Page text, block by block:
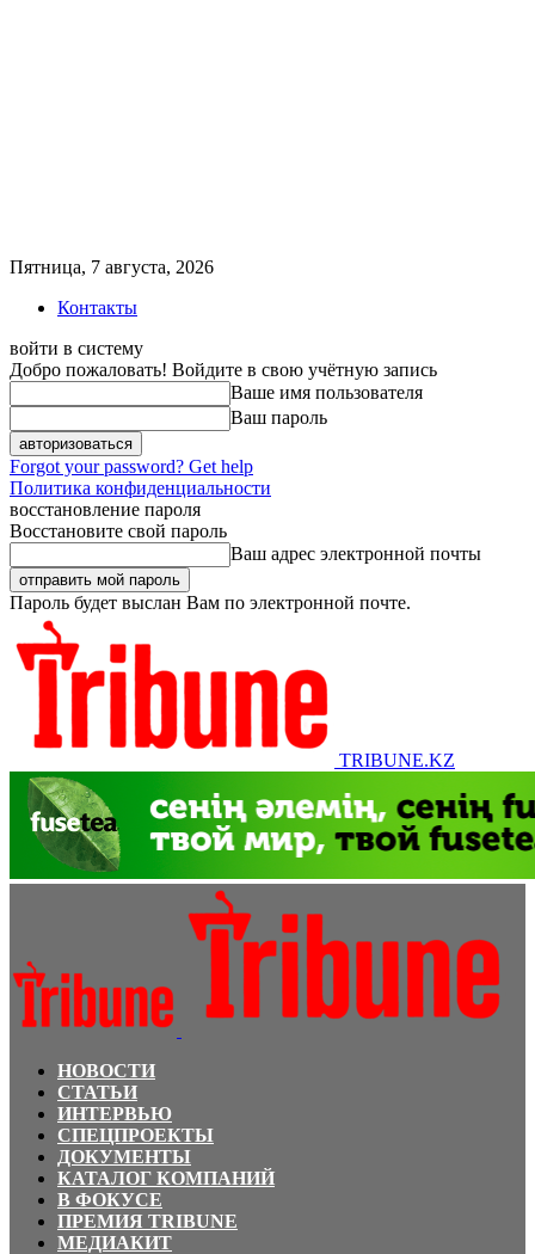
Пятница, 7 августа, 2026
Контакты
войти в систему
Добро пожаловать! Войдите в свою учётную запись
Ваше имя пользователя
Ваш пароль
Forgot your password? Get help
Политика конфиденциальности
восстановление пароля
Восстановите свой пароль
Ваш адрес электронной почты
Пароль будет выслан Вам по электронной почте.
TRIBUNE.KZ
НОВОСТИ
СТАТЬИ
ИНТЕРВЬЮ
СПЕЦПРОЕКТЫ
ДОКУМЕНТЫ
КАТАЛОГ КОМПАНИЙ
В ФОКУСЕ
ПРЕМИЯ TRIBUNE
МЕДИАКИТ